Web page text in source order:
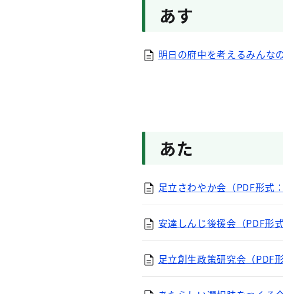
あす
明日の府中を考えるみんな
あた
足立さわやか会（PDF形式
安達しんじ後援会（PDF形
足立創生政策研究会（PDF